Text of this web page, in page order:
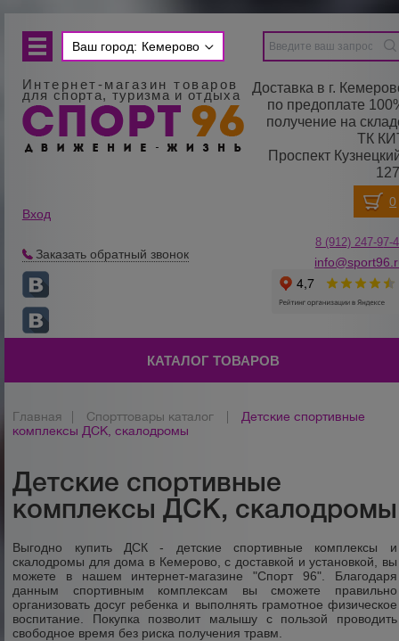
Ваш город: Кемерово
Интернет-магазин товаров
для спорта, туризма и отдыха
Доставка в г.
по предоплате
получение на
ТК
Проспект
Вход
Заказать обратный звонок
8 (912) 247-97-
КАТАЛОГ ТОВАРОВ
Главная Спорттовары каталог
Детские спортивные
комплексы ДСК, скалодромы
Детские спортивные
комплексы ДСК, скалодромы
Выгодно купить ДСК - детские спортивные комплексы и
скалодромы для дома в Кемерово, с доставкой и установкой, вы
можете в нашем интернет-магазине "Спорт 96". Благодаря
данным спортивным комплексам вы сможете правильно
организовать досуг ребенка и выполнять грамотное физическое
воспитание. Покупка позволит малышу с пользой проводить
свободное время без риска получения травм.